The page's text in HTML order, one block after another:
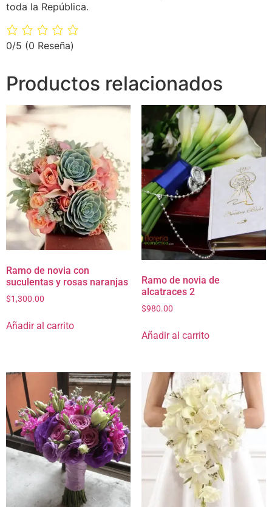
toda la República.
0/5 (0 Reseña)
Productos relacionados
Ramo de novia con
suculentas y rosas naranjas
$1,300.00
Añadir al carrito
Ramo de novia de
alcatraces 2
$980.00
Añadir al carrito